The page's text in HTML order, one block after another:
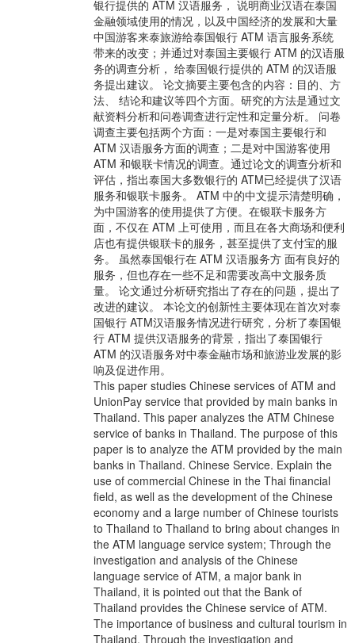
银行提供的 ATM 汉语服务， 说明商业汉语在泰国
金融领域使用的情况，以及中国经济的发展和大量
中国游客来泰旅游给泰国银行 ATM 语言服务系统
带来的改变；并通过对泰国主要银行 ATM 的汉语服
务的调查分析， 给泰国银行提供的 ATM 的汉语服
务提出建议。 论文摘要主要包含的内容：目的、方
法、 结论和建议等四个方面。研究的方法是通过文
献资料分析和问卷调查进行定性和定量分析。 问卷
调查主要包括两个方面：一是对泰国主要银行和
ATM 汉语服务方面的调查；二是对中国游客使用
ATM 和银联卡情况的调查。通过论文的调查分析和
评估，指出泰国大多数银行的 ATM已经提供了汉语
服务和银联卡服务。 ATM 中的中文提示清楚明确，
为中国游客的使用提供了方便。在银联卡服务方
面，不仅在 ATM 上可使用，而且在各大商场和便利
店也有提供银联卡的服务，甚至提供了支付宝的服
务。 虽然泰国银行在 ATM 汉语服务方 面有良好的
服务，但也存在一些不足和需要改高中文服务质
量。 论文通过分析研究指出了存在的问题，提出了
改进的建议。 本论文的创新性主要体现在首次对泰
国银行 ATM汉语服务情况进行研究，分析了泰国银
行 ATM 提供汉语服务的背景，指出了泰国银行
ATM 的汉语服务对中泰金融市场和旅游业发展的影
响及促进作用。
This paper studies Chinese services of ATM and
UnionPay service that provided by main banks in
Thailand. This paper analyzes the ATM Chinese
service of banks in Thailand. The purpose of this
paper is to analyze the ATM provided by the main
banks in Thailand. Chinese Service. Explain the
use of commercial Chinese in the Thai financial
field, as well as the development of the Chinese
economy and a large number of Chinese tourists
to Thailand to Thailand to bring about changes in
the ATM language service system; Through the
investigation and analysis of the Chinese
language service of ATM, a major bank in
Thailand, it is pointed out that the Bank of
Thailand provides the Chinese service of ATM.
The importance of business and cultural tourism in
Thailand. Through the investigation and